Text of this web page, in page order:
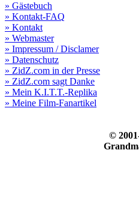
» Gästebuch
» Kontakt-FAQ
» Kontakt
» Webmaster
» Impressum / Disclamer
» Datenschutz
» ZidZ.com in der Presse
» ZidZ.com sagt Danke
» Mein K.I.T.T.-Replika
» Meine Film-Fanartikel
©